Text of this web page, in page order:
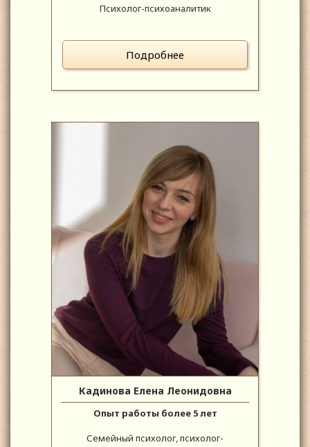
Психолог-психоаналитик
Подробнее
Кадинова Елена Леонидовна
Опыт работы более 5 лет
Семейный психолог, психолог-